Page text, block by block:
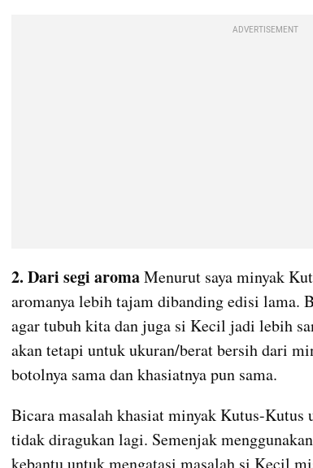
ADVERTISEMENT
2. Dari segi aromaMenurut saya minyak
aromanya lebih tajam dibanding edisi lama.
agar tubuh kita dan juga si Kecil jadi lebih
akan tetapi untuk ukuran/berat bersih dari
botolnya sama dan khasiatnya pun sama.
Bicara masalah khasiat minyak Kutus-Kutus
tidak diragukan lagi. Semenjak
kebantu untuk mengatasi masalah si Kecil